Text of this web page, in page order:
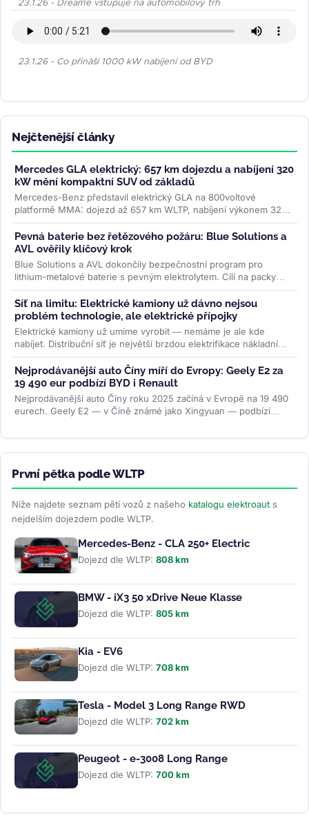
23.1.26 - Dreame vstupuje na automobilový trh
23.1.26 - Co přináší 1000 kW nabíjení od BYD
Nejčtenější články
Mercedes GLA elektrický: 657 km dojezdu a nabíjení 320
kW mění kompaktní SUV od základů
Mercedes-Benz představil elektrický GLA na 800voltové
platformě MMA: dojezd až 657 km WLTP, nabíjení výkonem 320
kW a plnění na 80 % za 22...>>
Pevná baterie bez řetězového požáru: Blue Solutions a
AVL ověřily klíčový krok
Blue Solutions a AVL dokončily bezpečnostní program pro
lithium-metalové baterie s pevným elektrolytem. Cílí na packy
bez šíření tepelné...>>
Síť na limitu: Elektrické kamiony už dávno nejsou
problém technologie, ale elektrické přípojky
Elektrické kamiony už umíme vyrobit — nemáme je ale kde
nabíjet. Distribuční síť je největší brzdou elektrifikace nákladní
dopravy....>>
Nejprodávanější auto Číny míří do Evropy: Geely E2 za
19 490 eur podbízí BYD i Renault
Nejprodávanější auto Číny roku 2025 začíná v Evropě na 19 490
eurech. Geely E2 — v Číně známé jako Xingyuan — podbízí
První pětka podle WLTP
Níže najdete seznam pěti vozů z našeho katalogu elektroaut s
nejdelším dojezdem podle WLTP.
Mercedes-Benz - CLA 250+ Electric
Dojezd dle WLTP: 808 km
BMW - iX3 50 xDrive Neue Klasse
Dojezd dle WLTP: 805 km
Kia - EV6
Dojezd dle WLTP: 708 km
Tesla - Model 3 Long Range RWD
Dojezd dle WLTP: 702 km
Peugeot - e-3008 Long Range
Dojezd dle WLTP: 700 km